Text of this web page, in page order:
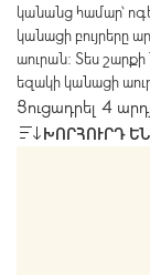
կանանց համար՝
կանացի բույրերը
աուրան: Տես շարքի
եզակի կանացի
Ցուցադրել 4
ԽՈՐՀՈՒՐԴ